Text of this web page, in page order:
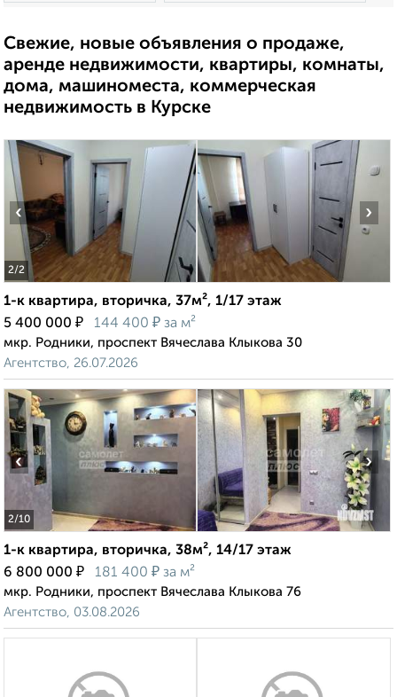
Свежие, новые объявления о продаже,
аренде недвижимости, квартиры, комнаты,
дома, машиноместа, коммерческая
недвижимость в Курске
2/2
‹ ›
1-к квартира, вторичка, 37м², 1/17 этаж
5 400 000 ₽ 144 400 ₽ за м²
мкр. Родники, проспект Вячеслава Клыкова 30
Агентство, 26.07.2026
2/10
‹ ›
1-к квартира, вторичка, 38м², 14/17 этаж
6 800 000 ₽ 181 400 ₽ за м²
мкр. Родники, проспект Вячеслава Клыкова 76
Агентство, 03.08.2026